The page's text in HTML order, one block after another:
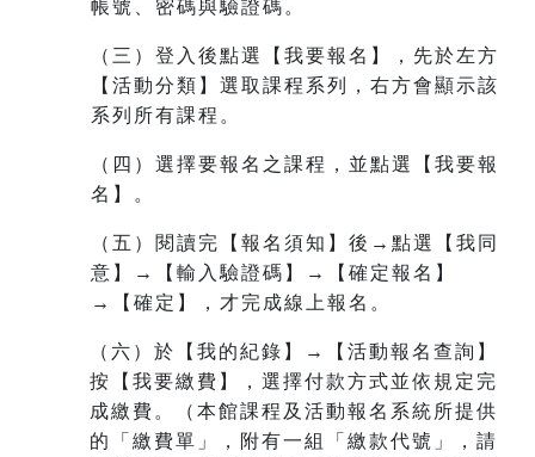
帳號、密碼與驗證碼。
（三）登入後點選【我要報名】，先於左方
【活動分類】選取課程系列，右方會顯示該
系列所有課程。
（四）選擇要報名之課程，並點選【我要報
名】。
（五）閱讀完【報名須知】後→點選【我同
意】→【輸入驗證碼】→【確定報名】
→【確定】，才完成線上報名。
（六）於【我的紀錄】→【活動報名查詢】
按【我要繳費】，選擇付款方式並依規定完
成繳費。（本館課程及活動報名系統所提供
的「繳費單」，附有一組
「繳款代號」，請